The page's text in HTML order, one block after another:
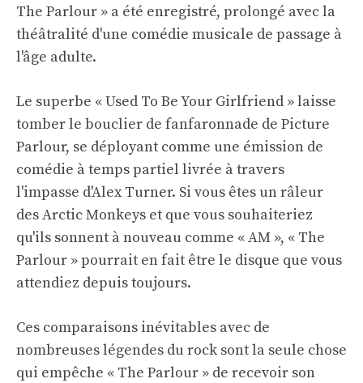
The Parlour » a été enregistré, prolongé avec la
théâtralité d'une comédie musicale de passage à
l'âge adulte.
Le superbe « Used To Be Your Girlfriend » laisse
tomber le bouclier de fanfaronnade de Picture
Parlour, se déployant comme une émission de
comédie à temps partiel livrée à travers
l'impasse d'Alex Turner. Si vous êtes un râleur
des Arctic Monkeys et que vous souhaiteriez
qu'ils sonnent à nouveau comme « AM », « The
Parlour » pourrait en fait être le disque que vous
attendiez depuis toujours.
Ces comparaisons inévitables avec de
nombreuses légendes du rock sont la seule chose
qui empêche « The Parlour » de recevoir son